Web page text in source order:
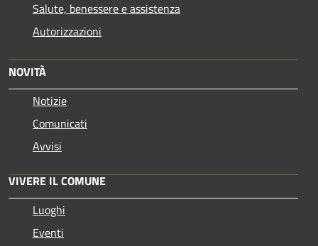
Salute, benessere e assistenza
Autorizzazioni
NOVITÀ
Notizie
Comunicati
Avvisi
VIVERE IL COMUNE
Luoghi
Eventi